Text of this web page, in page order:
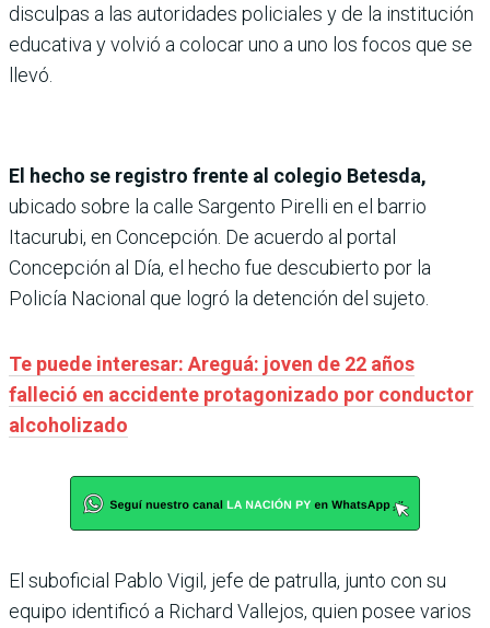
disculpas a las autoridades policiales y de la institución
educativa y volvió a colocar uno a uno los focos que se
llevó.
El hecho se registro frente al colegio Betesda,
ubicado sobre la calle Sargento Pirelli en el barrio
Itacurubi, en Concepción. De acuerdo al portal
Concepción al Día, el hecho fue descubierto por la
Policía Nacional que logró la detención del sujeto.
Te puede interesar: Areguá: joven de 22 años
falleció en accidente protagonizado por conductor
alcoholizado
El suboficial Pablo Vigil, jefe de patrulla, junto con su
equipo identificó a Richard Vallejos, quien posee varios